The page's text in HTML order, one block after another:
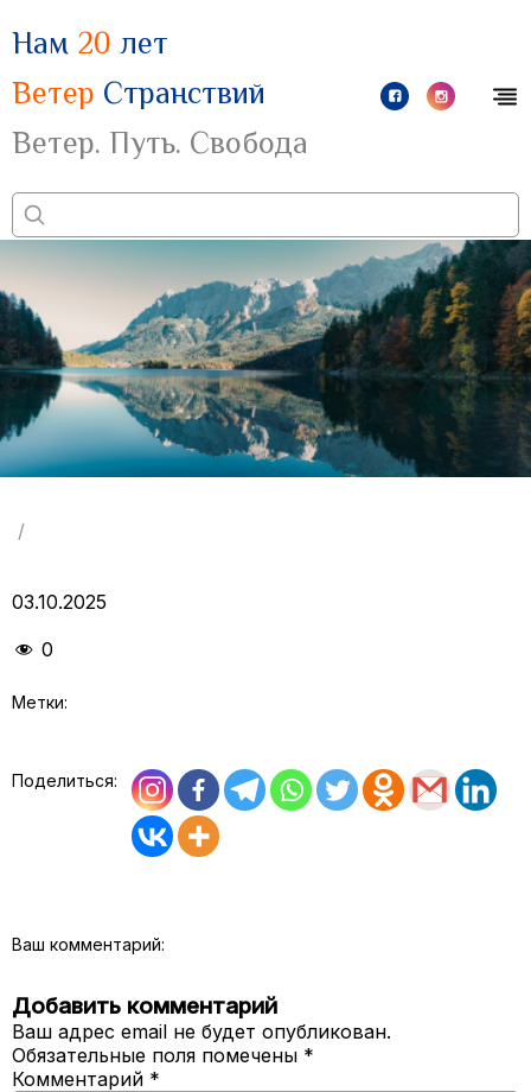
Нам 20 лет
Ветер Странствий
Ветер. Путь. Свобода
/
03.10.2025
0
Метки:
Поделиться:
Ваш комментарий:
Добавить комментарий
Ваш адрес email не будет опубликован.
Обязательные поля помечены *
Комментарий *